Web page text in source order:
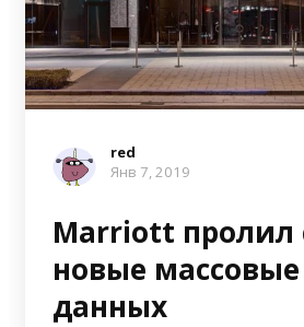
red
Янв 7, 2019
Marriott пролил
новые
данных